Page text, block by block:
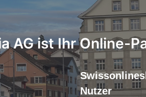
AG ist Ihr Online-
Nutzer